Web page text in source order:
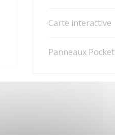
Carte interactive
Panneaux Pocket